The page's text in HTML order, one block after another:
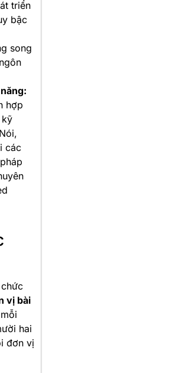
triển
bậc
song
hợp
kỹ
các
vị bài
hai
đơn vị